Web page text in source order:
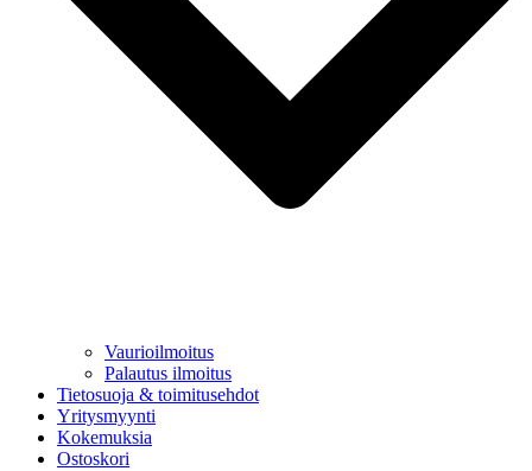
Vaurioilmoitus
Palautus ilmoitus
Tietosuoja & toimitusehdot
Yritysmyynti
Kokemuksia
Ostoskori